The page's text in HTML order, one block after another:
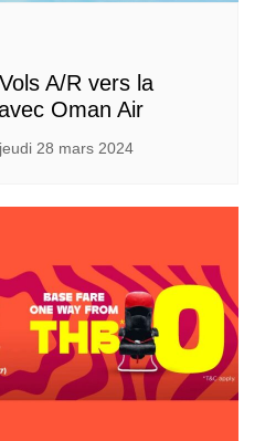
A/R vers la
Oman Air
jeudi 28 mars 2024